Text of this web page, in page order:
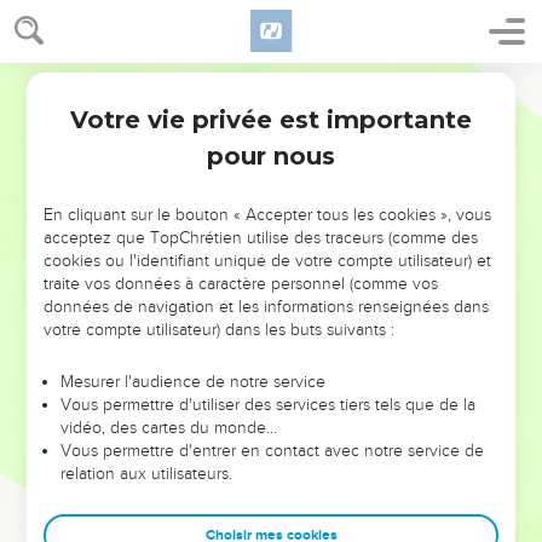
NE MANQUEZ PAS L’ÉVÉNEMENT
DE L’ANNÉE !
ET SI LEURS ERREURS POUVAIENT VOUS ÉVITER LES
VOTRES ?
leur foi ou leur vision. Mais on voit moins les doutes, les erreurs
et les saisons difficiles qu'ils ont traversés, alors même que ce
sont elles qui les ont façonnés.
Dans cette conférence, leaders, entrepreneurs, et responsables
clés pour avancer avec plus de sagesse afin que leurs erreurs
Votre vie privée est importante
pour nous
En cliquant sur le bouton « Accepter tous les cookies », vous
acceptez que TopChrétien utilise des traceurs (comme des
cookies ou l'identifiant unique de votre compte utilisateur) et
traite vos données à caractère personnel (comme vos
données de navigation et les informations renseignées dans
votre compte utilisateur) dans les buts suivants :
Mesurer l'audience de notre service
Vous permettre d'utiliser des services tiers tels que de la
vidéo, des cartes du monde…
Vous permettre d'entrer en contact avec notre service de
relation aux utilisateurs.
Choisir mes cookies